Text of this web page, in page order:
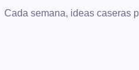
Cada semana, ideas caseras